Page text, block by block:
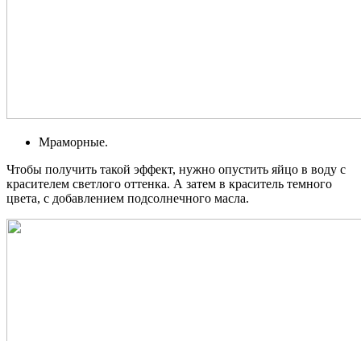
Мраморные.
Чтобы получить такой эффект, нужно опустить яйцо в воду с
красителем светлого оттенка. А затем в краситель темного
цвета, с добавлением подсолнечного масла.